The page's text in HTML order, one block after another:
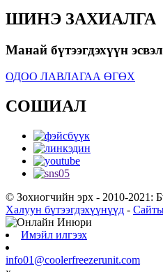
ШИНЭ ЗАХИАЛГА
Манай бүтээгдэхүүн
ОДОО ЛАВЛАГАА ӨГӨХ
СОШИАЛ
© Зохиогчийн эрх - 2010-2021:
Халуун бүтээгдэхүүнүүд -
Имэйл илгээх
info01@coolerfreezerunit.com